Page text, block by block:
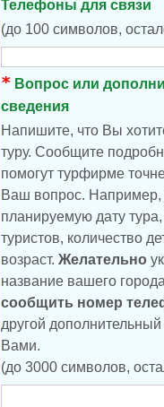
Телефоны для связи
(до 100 символов,
Вопрос или
сведения
Напишите, что Вы
туру. Сообщите
помогут турфирме
Ваш вопрос. Например,
планируемую дату
туристов, количество
возраст. Желательно
название вашего
сообщить номер
другой
Вами.
(до 3000 символов,